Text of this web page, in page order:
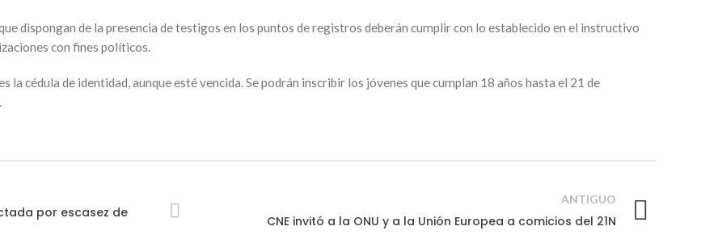
dispongan de la presencia de testigos en los puntos de registros deberán cumplir con lo establecido en el instructivo
con fines políticos.
cédula de identidad, aunque esté vencida. Se podrán inscribir los jóvenes que cumplan 18 años hasta el 21 de
por escasez de
ANTIGUO
CNE invitó a la ONU y a la Unión Europea a comicios del 21N